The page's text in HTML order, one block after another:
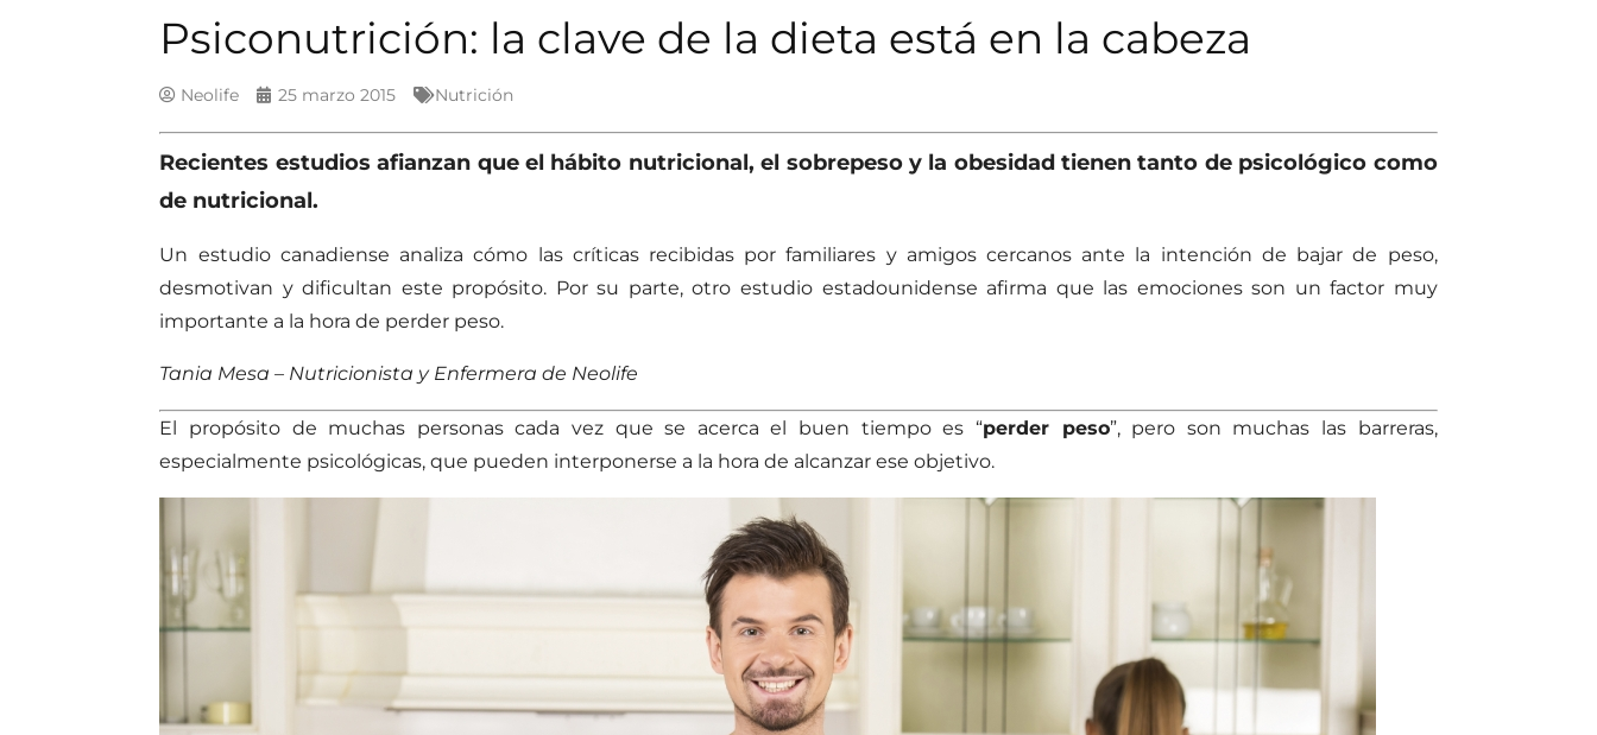
Psiconutrición: la clave de la dieta está en la cabeza
Neolife 25 marzo 2015 Nutrición
Recientes estudios afianzan que el hábito nutricional, el sobrepeso y la obesidad tienen tanto de psicológico como
de nutricional.
Un estudio canadiense analiza cómo las críticas recibidas por familiares y amigos cercanos ante la intención de bajar de peso,
desmotivan y dificultan este propósito. Por su parte, otro estudio estadounidense afirma que las emociones son un factor muy
importante a la hora de perder peso.
Tania Mesa – Nutricionista y Enfermera de Neolife
El propósito de muchas personas cada vez que se acerca el buen tiempo es “perder peso”, pero son muchas las barreras,
especialmente psicológicas, que pueden interponerse a la hora de alcanzar ese objetivo.